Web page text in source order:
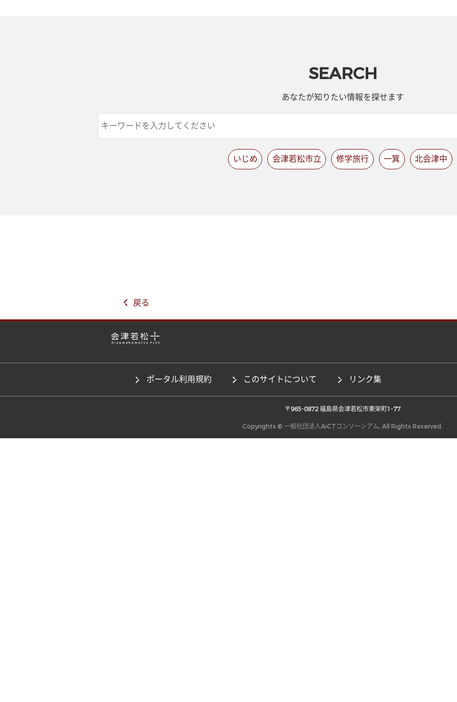
SEARCH
あなたが知りたい情報を探せます
いじめ 会津若松市立 修学旅行 一箕 北会津中
戻る
ポータル利用規約 このサイトについて リンク集
〒965-0872 福島県会津若松市東栄町1-77
Copyrights © 一般社団法人AiCTコンソーシアム, All Rights Reserved.